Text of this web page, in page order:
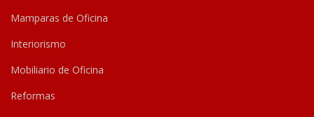
Mamparas de Oficina
Interiorismo
Mobiliario de Oficina
Reformas